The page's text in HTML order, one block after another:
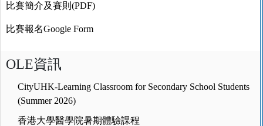
比賽簡介及賽則(PDF)
比賽報名Google Form
OLE資訊
CityUHK-Learning Classroom for Secondary School Students
(Summer 2026)
香港大學醫學院暑期體驗課程